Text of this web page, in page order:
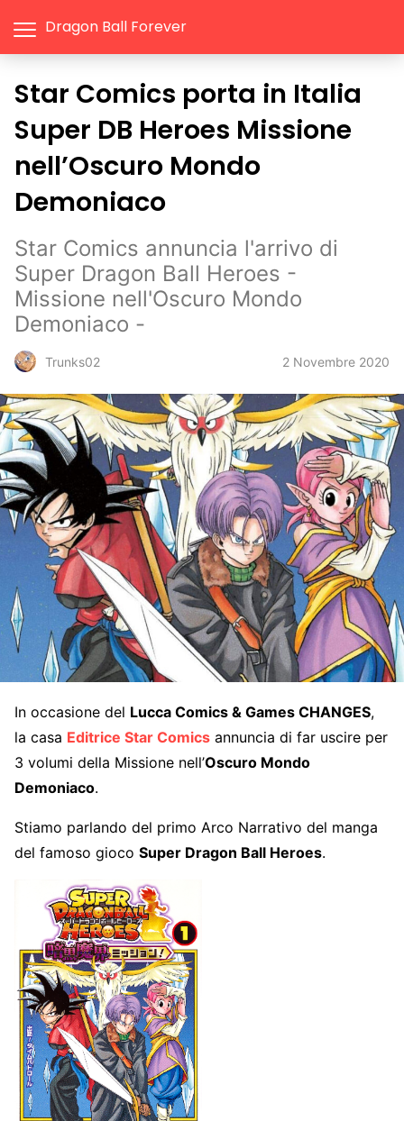
Dragon Ball Forever
Star Comics porta in Italia
Super DB Heroes Missione
nell’Oscuro Mondo
Demoniaco
Star Comics annuncia l'arrivo di
Super Dragon Ball Heroes -
Missione nell'Oscuro Mondo
Demoniaco -
Trunks02 2 Novembre 2020
In occasione del Lucca Comics & Games CHANGES,
la casa Editrice Star Comics annuncia di far uscire per
3 volumi della Missione nell’Oscuro Mondo
Demoniaco.
Stiamo parlando del primo Arco Narrativo del manga
del famoso gioco Super Dragon Ball Heroes.